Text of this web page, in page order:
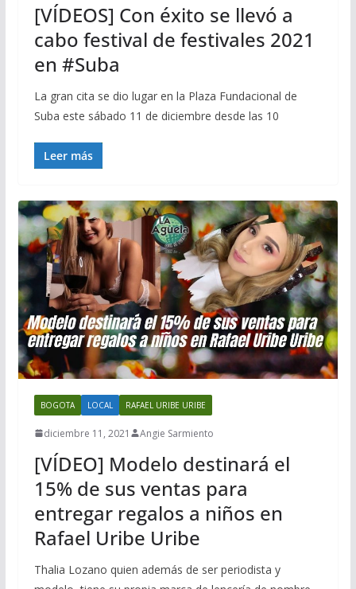
[VÍDEOS] Con éxito se llevó a
cabo festival de festivales 2021
en #Suba
La gran cita se dio lugar en la Plaza Fundacional de
Suba este sábado 11 de diciembre desde las 10
Leer más
BOGOTA LOCAL RAFAEL URIBE URIBE
diciembre 11, 2021 Angie Sarmiento
[VÍDEO] Modelo destinará el
15% de sus ventas para
entregar regalos a niños en
Rafael Uribe Uribe
Thalia Lozano quien además de ser periodista y